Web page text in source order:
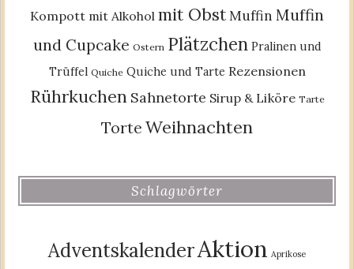
Kompott mit Alkohol mit ObstMuffin Muffin
und Cupcake Ostern Plätzchen Pralinen und
Trüffel Quiche Quiche und Tarte Rezensionen
Rührkuchen Sahnetorte Sirup & Liköre Tarte
Torte Weihnachten
Schlagwörter
AdventskalenderAktion Aprikose